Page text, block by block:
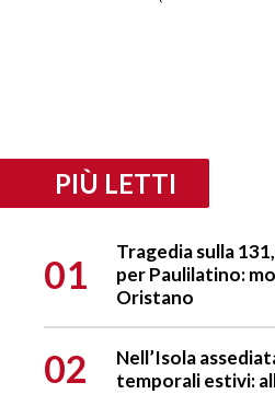
PIÙ LETTI
01
Tragedia sulla
per Paulilatino:
Oristano
02
Nell’Isola
temporali estivi: